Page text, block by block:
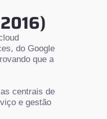
do Google
que a
centrais de
e gestão